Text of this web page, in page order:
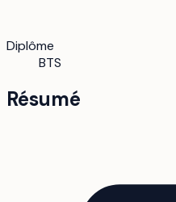
Diplôme
BTS
Résumé